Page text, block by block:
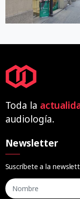
Toda la
audiología.
Newsletter
Suscríbete a la